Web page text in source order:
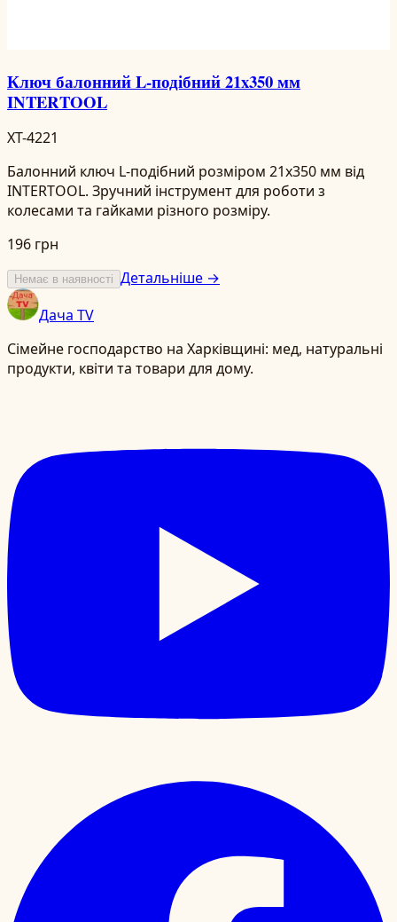
Ключ балонний L-подібний 21x350 мм
INTERTOOL
XT-4221
Балонний ключ L-подібний розміром 21x350 мм від
INTERTOOL. Зручний інструмент для роботи з
колесами та гайками різного розміру.
196 грн
Немає в наявності Детальніше →
Дача TV
Сімейне господарство на Харківщині: мед, натуральні
продукти, квіти та товари для дому.